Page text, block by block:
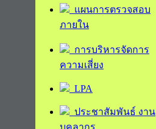
แผนการตรวจสอบ
ภายใน
การบริหารจัดการ
ความเสี่ยง
LPA
ประชาสัมพันธ์ งาน
บุคลากร